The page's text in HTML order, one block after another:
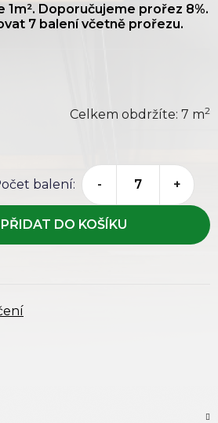
1m². Doporučujeme prořez 8%.
7 balení včetně prořezu.
Celkem obdržíte: 7 m2
balení: - +